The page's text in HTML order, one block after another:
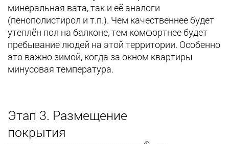
минеральная вата, так и её аналоги
(пенополистирол и т.п.). Чем качественнее будет
утеплён пол на балконе, тем комфортнее будет
пребывание людей на этой территории. Особенно
это важно зимой, когда за окном квартиры
минусовая температура.
Этап 3. Размещение
покрытия